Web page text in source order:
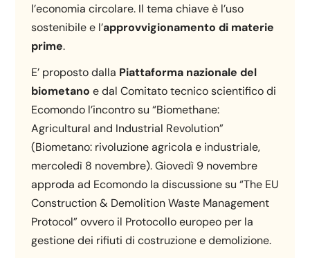
l’economia circolare. Il tema chiave è l’uso
sostenibile e l’approvvigionamento di materie
prime.
E’ proposto dalla Piattaforma nazionale del
biometano e dal Comitato tecnico scientifico di
Ecomondo l’incontro su “Biomethane:
Agricultural and Industrial Revolution”
(Biometano: rivoluzione agricola e industriale,
mercoledì 8 novembre). Giovedì 9 novembre
approda ad Ecomondo la discussione su “The EU
Construction & Demolition Waste Management
Protocol” ovvero il Protocollo europeo per la
gestione dei rifiuti di costruzione e demolizione.